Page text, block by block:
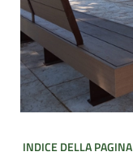
INDICE DELLA PAGINA